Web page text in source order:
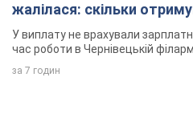
жалілася: скільки
співачка
У виплату не врахували
час роботи в Чернівецькій
за 7 годин